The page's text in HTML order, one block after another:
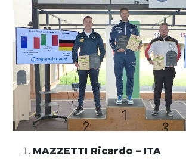
MAZZETTI Ricardo – ITA